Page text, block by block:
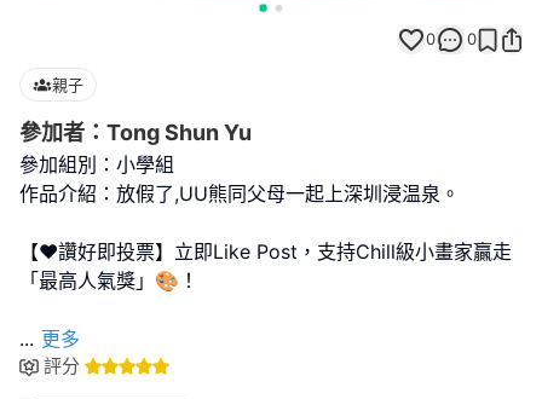
0 0
親子
參加者：Tong Shun Yu
參加組別：小學組
作品介紹：放假了,UU熊同父母一起上深圳浸温泉。
【❤️讚好即投票】立即Like Post，支持Chill級小畫家贏走
「最高人氣獎」🎨！
... 更多
評分